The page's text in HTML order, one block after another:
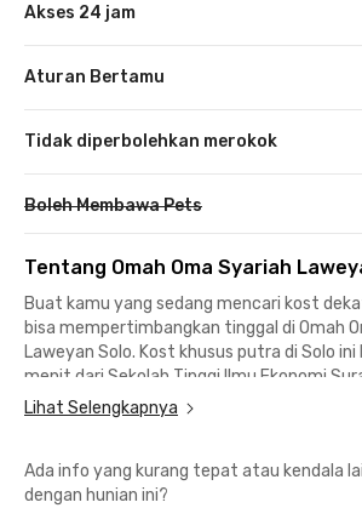
Akses 24 jam
Aturan Bertamu
Tidak diperbolehkan merokok
Boleh Membawa Pets
Tentang Omah Oma Syariah
Buat kamu yang sedang mencari kost
bisa mempertimbangkan tinggal di Omah
Laweyan Solo. Kost khusus putra di Solo
menit dari Sekolah Tinggi Ilmu Ekonomi
Universitas Sebelas Maret Surakarta
ke Universitas Muhammadiyah Surakarta.
Lokasinya juga strategis ke area
Efek Indonesia Solo (IDX) yang bisa
Lihat Selengkapnya
Ada info yang kurang tepat atau kendala
dengan hunian ini?